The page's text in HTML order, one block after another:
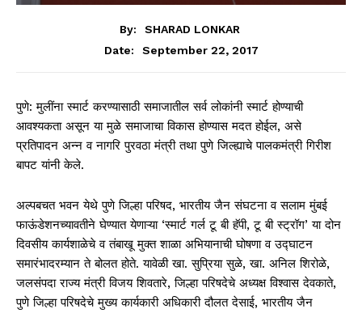
By:
SHARAD LONKAR
Date:
September 22, 2017
पुणे: मुलींना स्मार्ट करण्यासाठी समाजातील सर्व लोकांनी स्मार्ट होण्याची
आवश्यकता असून या मुळे समाजाचा विकास होण्यास मदत होईल, असे
प्रतिपादन अन्न व नागरि पुरवठा मंत्री तथा पुणे जिल्ह्याचे पालकमंत्री गिरीश
बापट यांनी केले.
अल्पबचत भवन येथे पुणे जिल्हा परिषद, भारतीय जैन संघटना व सलाम मुंबई
फाऊंडेशनच्यावतीने घेण्यात येणाऱ्या ‘स्मार्ट गर्ल टू बी हॅपी, टू बी स्ट्रॉग’ या दोन
दिवसीय कार्यशाळेचे व तंबाखू मुक्त शाळा अभियानाची घोषणा व उद्घाटन
समारंभादरम्यान ते बोलत होते. यावेळी खा. सुप्रिया सुळे, खा. अनिल शिरोळे,
जलसंपदा राज्य मंत्री विजय शिवतारे, जिल्हा परिषदेचे अध्यक्ष विश्वास देवकाते,
पुणे जिल्हा परिषदेचे मुख्य कार्यकारी अधिकारी दौलत देसाई, भारतीय जैन